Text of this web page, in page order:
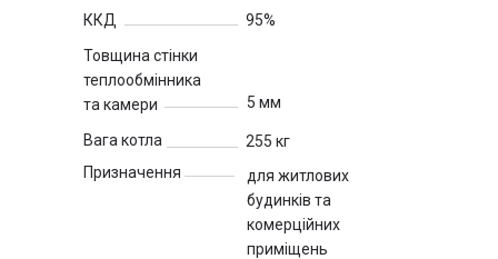
Вага котла 255 кг
ККД
95%
Товщина стінки
теплообмінника
та камери
5 мм
Призначення
для житлових
будинків та
комерційних
приміщень